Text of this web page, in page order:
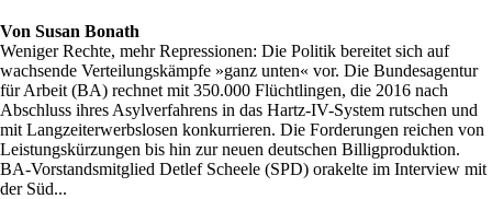
Von Susan Bonath
Weniger Rechte, mehr Repressionen: Die Politik bereitet sich auf
wachsende Verteilungskämpfe »ganz unten« vor. Die Bundesagentur
für Arbeit (BA) rechnet mit 350.000 Flüchtlingen, die 2016 nach
Abschluss ihres Asylverfahrens in das Hartz-IV-System rutschen und
mit Langzeiterwerbslosen konkurrieren. Die Forderungen reichen von
Leistungskürzungen bis hin zur neuen deutschen Billigproduktion.
BA-Vorstandsmitglied Detlef Scheele (SPD) orakelte im Interview mit
der Süd...